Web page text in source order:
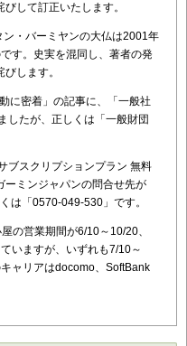
して訂正いたします。
ン・バーミヤンの大仏は2001年
す。史実を混同し、著者の発
します。
に密着」の記事に、「 一般社
したが、正しくは「一般財団
ブスクリプションプラン 無料
ーミンジャパンの問合せ先が
は「0570-049-530」です。
の営業期間が6/10～10/20、
いますが、いずれも7/10～
ャリアはdocomo、SoftBank